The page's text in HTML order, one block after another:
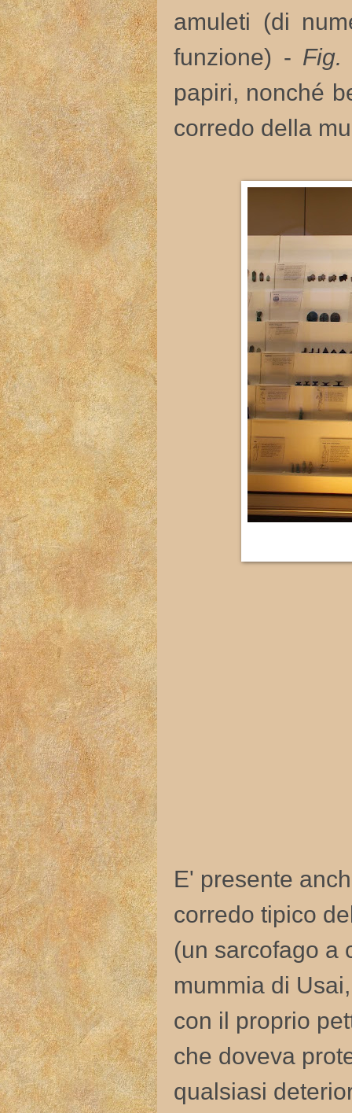
amuleti (di
funzione) - Fig.
papiri, nonché
corredo della
E' presente
corredo tipico
(un sarcofago a
mummia di
con il proprio
che doveva
qualsiasi